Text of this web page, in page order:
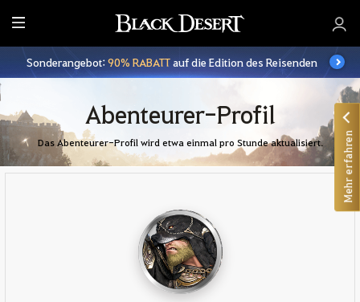
A
l
l Sonderangebot:90% RABATTauf die Edition des Reisenden
Abenteurer-Profil
Das Abenteurer-Profil wird etwa einmal pro Stunde aktualisiert. Mehr erfahren